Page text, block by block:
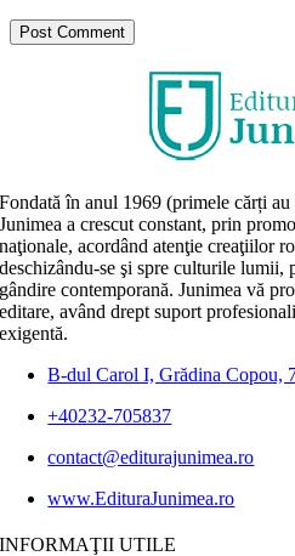
Fondată în anul 1969 (primele cărți
Junimea a crescut constant, prin
naţionale, acordând atenţie creaţiilor
deschizându-se şi spre culturile lumii,
gândire contemporană. Junimea vă
editare, având drept suport
exigentă.
B-dul Carol I, Grădina Copou,
+40232-705837
contact@editurajunimea.ro
www.EdituraJunimea.ro
INFORMAŢII UTILE